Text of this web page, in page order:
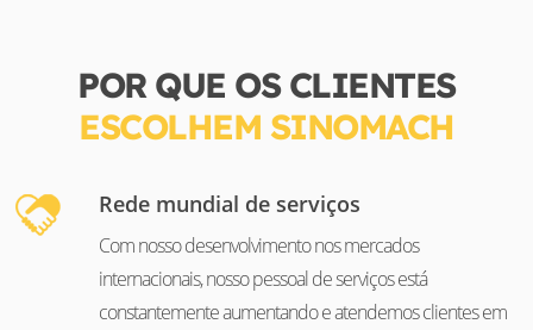
POR QUE OS CLIENTES
ESCOLHEM SINOMACH
Rede mundial de serviços
Com nosso desenvolvimento nos mercados
internacionais, nosso pessoal de serviços está
constantemente aumentando e atendemos clientes em